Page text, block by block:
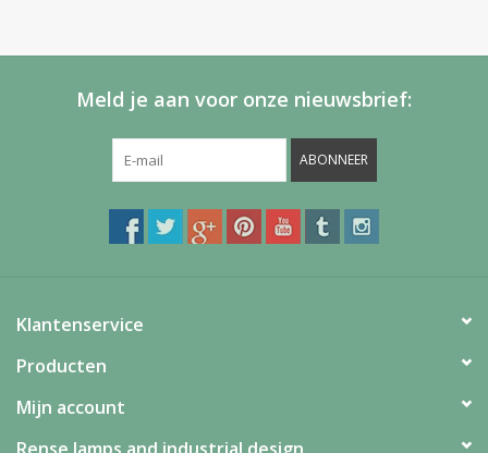
Meld je aan voor onze nieuwsbrief:
ABONNEER
Klantenservice
Producten
Mijn account